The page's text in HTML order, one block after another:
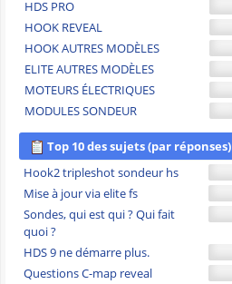
HDS PRO
HOOK REVEAL
HOOK AUTRES MODÈLES
ELITE AUTRES MODÈLES
MOTEURS ÉLECTRIQUES
MODULES SONDEUR
Top 10 des sujets (par réponses)
Hook2 tripleshot sondeur hs
Mise à jour via elite fs
Sondes, qui est qui ? Qui fait
quoi ?
HDS 9 ne démarre plus.
Questions C-map reveal